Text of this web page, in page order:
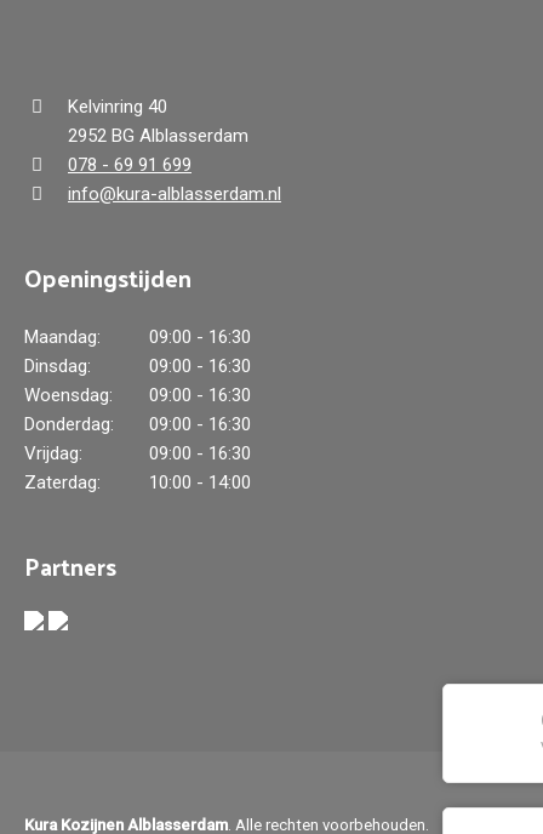
Kelvinring 40
2952 BG Alblasserdam
078 - 69 91 699
info@kura-alblasserdam.nl
Openingstijden
Maandag:
09:00 - 16:30
Dinsdag:
09:00 - 16:30
Woensdag:
09:00 - 16:30
Donderdag:
09:00 - 16:30
Vrijdag:
09:00 - 16:30
Zaterdag:
10:00 - 14:00
Partners
Kura Kozijnen Alblasserdam. Alle rechten voorbehouden.